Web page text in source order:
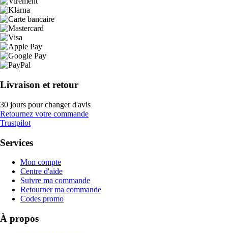
Livraison et retour
30 jours pour changer d'avis
Retournez votre commande
Trustpilot
Services
Mon compte
Centre d'aide
Suivre ma commande
Retourner ma commande
Codes promo
À propos